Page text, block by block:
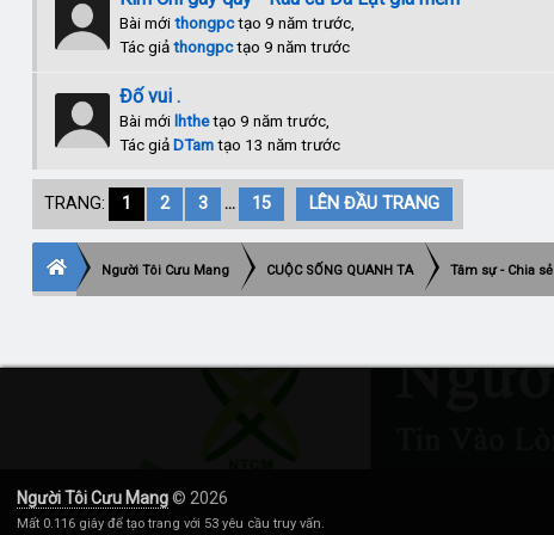
Bài mớithongpctạo 9 năm trước,
Tác giảthongpctạo 9 năm trước
Đố vui .
Bài mới lhthetạo 9 năm trước,
Tác giảDTamtạo 13 năm trước
TRANG: 1 2 3 ... 15 LÊN ĐẦU TRANG
Người Tôi Cưu Mang CUỘC SỐNG QUANH TA Tâm sự - Chia sẻ
Người Tôi Cưu Mang© 2026
Mất 0.116 giây để tạo trang với 53 yêu cầu truy vấn.